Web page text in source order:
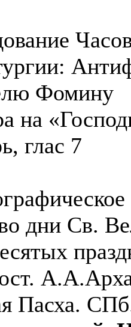
Фомину
на
глас 7
дни Св.
Пасха.